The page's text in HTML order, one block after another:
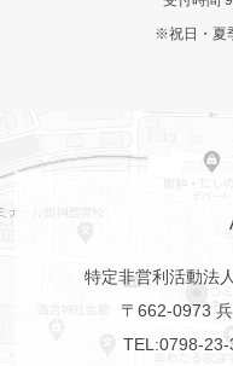
※祝日・夏
特定非営利活動法
〒662-0973
TEL:0798-23-